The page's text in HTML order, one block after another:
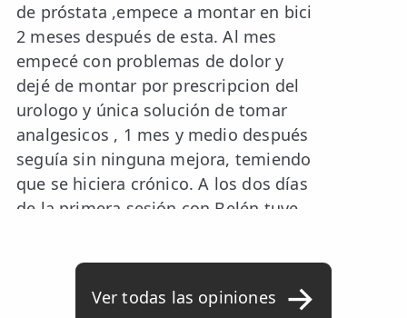
de próstata ,empece a montar en bici
2 meses después de esta. Al mes
empecé con problemas de dolor y
dejé de montar por prescripcion del
urologo y única solución de tomar
analgesicos , 1 mes y medio después
seguía sin ninguna mejora, temiendo
que se hiciera crónico. A los dos días
de la primera sesión con Belén tuve
síntomas muchísimo y en la segunda
semana con precaución volver a
Ver todas las opiniones